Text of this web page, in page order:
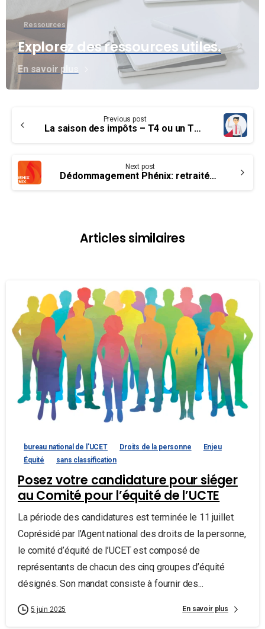
Ressources
Explorez des ressources utiles.
En savoir plus
Reading
Previous post
La saison des impôts – T4 ou un T4A ?
Next post
Dédommagement Phénix: retraités et anciens membres de l’AFPC
Articles similaires
bureau national de l'UCET Droits de la personne
Enjeu
Équité
sans classification
Posez votre candidature pour siéger
au Comité pour l’équité de l’UCTE
La période des candidatures est terminée le 11 juillet.
Coprésidé par l’Agent national des droits de la personne,
le comité d’équité de l’UCET est composé de
représentants de chacun des cinq groupes d’équité
désignés. Son mandat consiste à fournir des...
5 juin 2025 En savoir plus